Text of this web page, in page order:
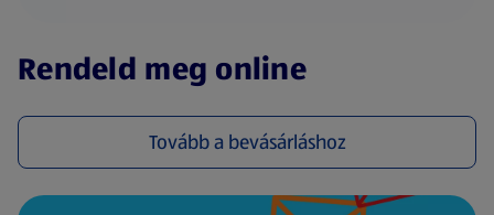
Rendeld meg online
Tovább a bevásárláshoz
(új oldalon nyílik meg)